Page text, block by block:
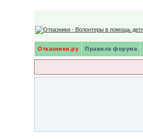
Отказники.ру Правила форума